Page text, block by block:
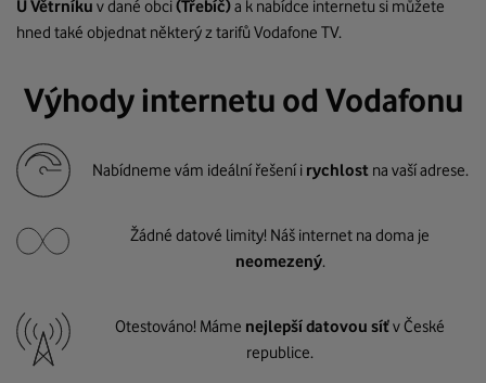
U Větrníku v dané obci(Třebíč)a k nabídce internetu si můžete
hned také objednat některý z tarifů Vodafone TV.
Výhody internetu od Vodafonu
Nabídneme vám ideální řešení i rychlost na vaší adrese.
Žádné datové limity! Náš internet na doma je
neomezený.
Otestováno! Máme nejlepší datovou síťv České
republice.